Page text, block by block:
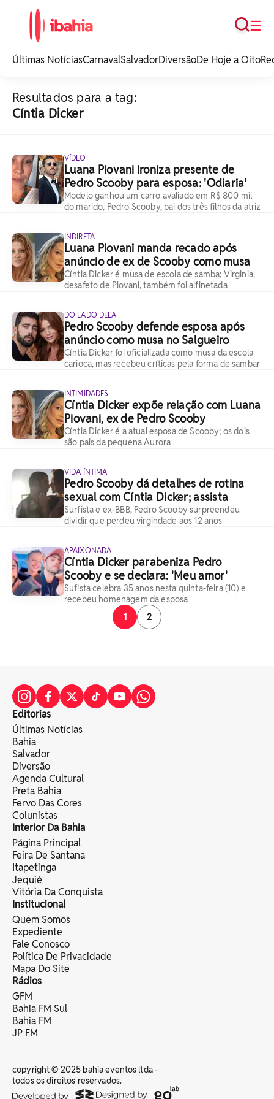
noticias e
☰
Busca
Últimas NotíciasCarnavalSalvadorDiversãoDe Hoje a Oito
Resultados para a tag:
Cíntia Dicker
VÍDEO
Luana Piovani ironiza presente de
Pedro Scooby para esposa: 'Odiaria'
Modelo ganhou um carro avaliado em R$ 800 mil
do marido, Pedro Scooby, pai dos três filhos da atriz
INDIRETA
Luana Piovani manda recado após
anúncio de ex de Scooby como musa
Cíntia Dicker é musa de escola de samba; Virginia,
desafeto de Piovani, também foi alfinetada
DO LADO DELA
Pedro Scooby defende esposa após
anúncio como musa no Salgueiro
Cíntia Dicker foi oficializada como musa da escola
carioca, mas recebeu críticas pela forma de sambar
INTIMIDADES
Cíntia Dicker expõe relação com Luana
Piovani, ex de Pedro Scooby
Cíntia Dicker é a atual esposa de Scooby; os dois
são pais da pequena Aurora
VIDA ÍNTIMA
Pedro Scooby dá detalhes de rotina
sexual com Cíntia Dicker; assista
Surfista e ex-BBB, Pedro Scooby surpreendeu
dividir que perdeu virgindade aos 12 anos
APAIXONADA
Cíntia Dicker parabeniza Pedro
Scooby e se declara: 'Meu amor'
Sufista celebra 35 anos nesta quinta-feira (10) e
recebeu homenagem da esposa
1
2
Editorias
Últimas Notícias
Bahia
Salvador
Diversão
Agenda Cultural
Preta Bahia
Fervo Das Cores
Colunistas
Interior Da Bahia
Página Principal
Feira De Santana
Itapetinga
Jequié
Vitória Da Conquista
Institucional
Quem Somos
Expediente
Fale Conosco
Política De Privacidade
Mapa Do Site
Rádios
GFM
Bahia FM Sul
Bahia FM
JP FM
copyright © 2025 bahia eventos ltda -
todos os direitos reservados.